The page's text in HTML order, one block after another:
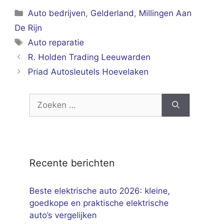
Categorieën
Auto bedrijven, Gelderland , Millingen Aan
De Rijn
Tags
Auto reparatie
R. Holden Trading Leeuwarden
Priad Autosleutels Hoevelaken
naar:
Recente berichten
Beste elektrische auto 2026: kleine,
goedkope en praktische elektrische
auto’s vergelijken